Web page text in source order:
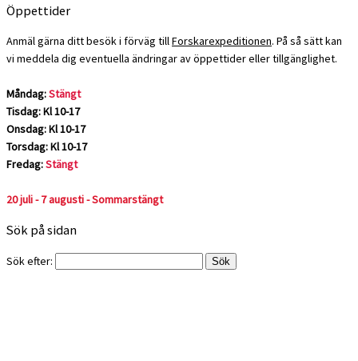
Öppettider
Anmäl gärna ditt besök i förväg tillForskarexpeditionen. På så sätt kan
vi meddela dig eventuella ändringar av öppettider eller tillgänglighet.
Måndag:Stängt
Tisdag: Kl 10-17
Onsdag: Kl 10-17
Torsdag: Kl 10-17
Fredag:Stängt
20 juli - 7 augusti - Sommarstängt
Sök på sidan
Sök efter: